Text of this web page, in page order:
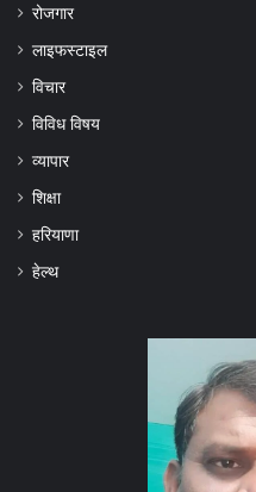
रोजगार
लाइफस्टाइल
विचार
विविध विषय
व्यापार
शिक्षा
हरियाणा
हेल्‍थ